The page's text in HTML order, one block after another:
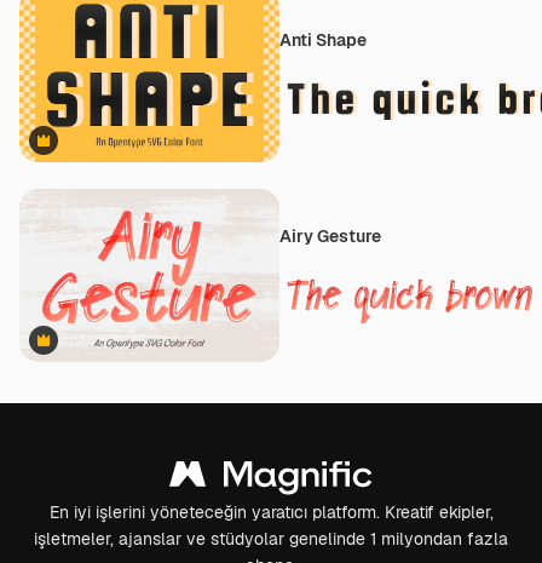
Premium
Anti Shape
Premium
Airy Gesture
En iyi işlerini yöneteceğin yaratıcı platform. Kreatif ekipler,
işletmeler, ajanslar ve stüdyolar genelinde 1 milyondan fazla